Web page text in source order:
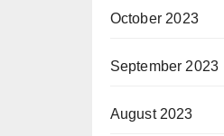
October 2023
September 2023
August 2023